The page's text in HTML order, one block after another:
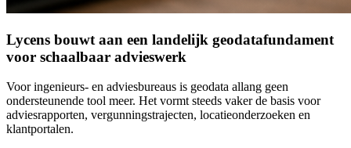
Lycens bouwt aan een landelijk geodatafundament
voor schaalbaar advieswerk
Voor ingenieurs- en adviesbureaus is geodata allang geen
ondersteunende tool meer. Het vormt steeds vaker de basis voor
adviesrapporten, vergunningstrajecten, locatieonderzoeken en
klantportalen.